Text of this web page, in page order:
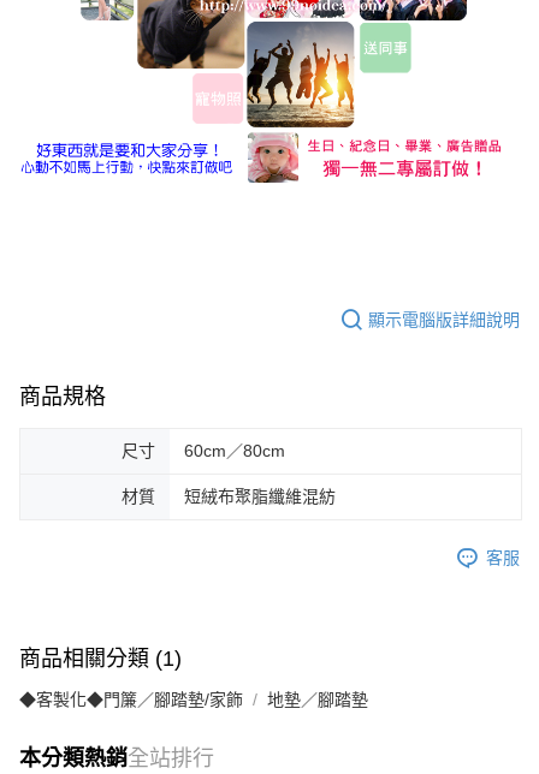
顯示電腦版詳細說明
商品規格
尺寸 60cm／80cm
材質 短絨布聚脂纖維混紡
客服
商品相關分類 (1)
◆客製化◆門簾／腳踏墊/家飾 地墊／腳踏墊
本分類熱銷全站排行